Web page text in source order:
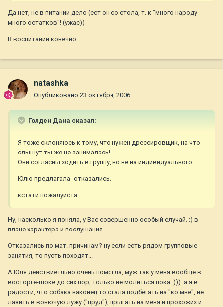
Да нет, не в питании дело (ест он со стола, т. к "много народу-
много остатков"! (ужас))
В воспитании конечно
natashka
Опубликовано 23 октября, 2006
Голден Дана сказал:
Я тоже склоняюсь к тому, что нужен дрессировщик, на что
слышу= ты же не занималась!
Они согласны ходить в группу, но не на индивидуального.
Юлю предлагала- отказались.
кстати пожалуйста.
Ну, насколько я поняла, у Вас совершенно особый случай. :) в
плане характера и послушания.
Отказались по мат. причинам? ну если есть рядом групповые
занятия, то пусть походят...
А Юля действиетльно очень помогла, муж так у меня вообще в
восторге-шоке до сих пор, только не молиться пока :))). а я в
радости, что собака наконец то стала подбегать на "ко мне", не
лазить в вонючую лужу ("пруд"), прыгать на меня и прохожих и